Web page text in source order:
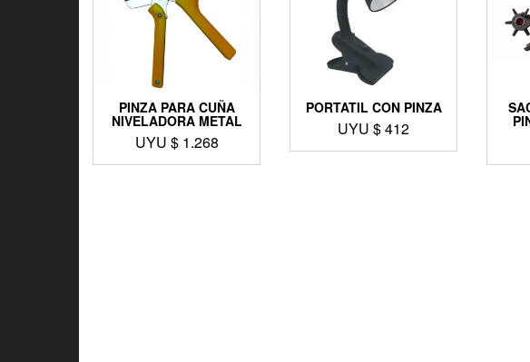
PINZA PARA CUÑA
NIVELADORA METAL
UYU $ 1.268
PORTATIL CON PINZA
UYU $412